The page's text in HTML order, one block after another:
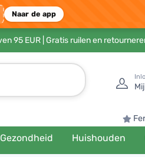
Naar de app
95 EUR| Gratis ruilen en
Gezondheid Huishouden